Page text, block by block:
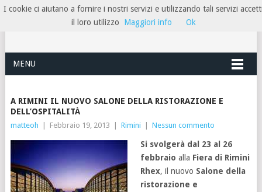
MENU
A RIMINI IL NUOVO SALONE DELLA RISTORAZIONE E
DELL’OSPITALITÀ
matteoh Febbraio 19, 2013 Rimini Nessun commento
Si svolgerà dal 23 al 26
febbraio alla Fiera di Rimini
Rhex, il nuovo Salone della
ristorazione e
I cookie ci aiutano a fornire i nostri servizi e utilizzando tali servizi
il loro utilizzo
Maggiori info Ok